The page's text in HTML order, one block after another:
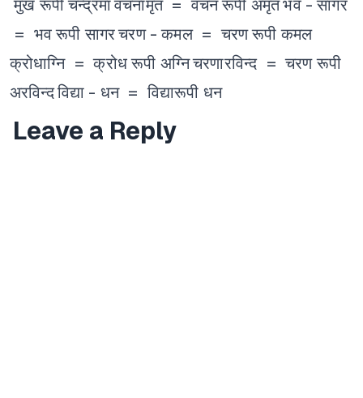
मुख रूपी चन्द्रमावचनामृत = वचन रूपी अमृतभव - सागर
= भव रूपी सागरचरण - कमल = चरण रूपी कमल
क्रोधाग्नि = क्रोध रूपी अग्निचरणारविन्द = चरण रूपी
अरविन्दविद्या - धन = विद्यारूपी धन
Leave a Reply